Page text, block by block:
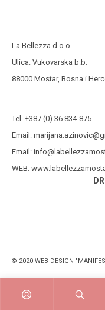
La Bellezza d.o.o.
Ulica: Vukovarska b.b.
88000 Mostar, Bosna i
Tel. +387 (0) 36 834-875
Email:
Email:
WEB:
© 2020 WEB DESIGN